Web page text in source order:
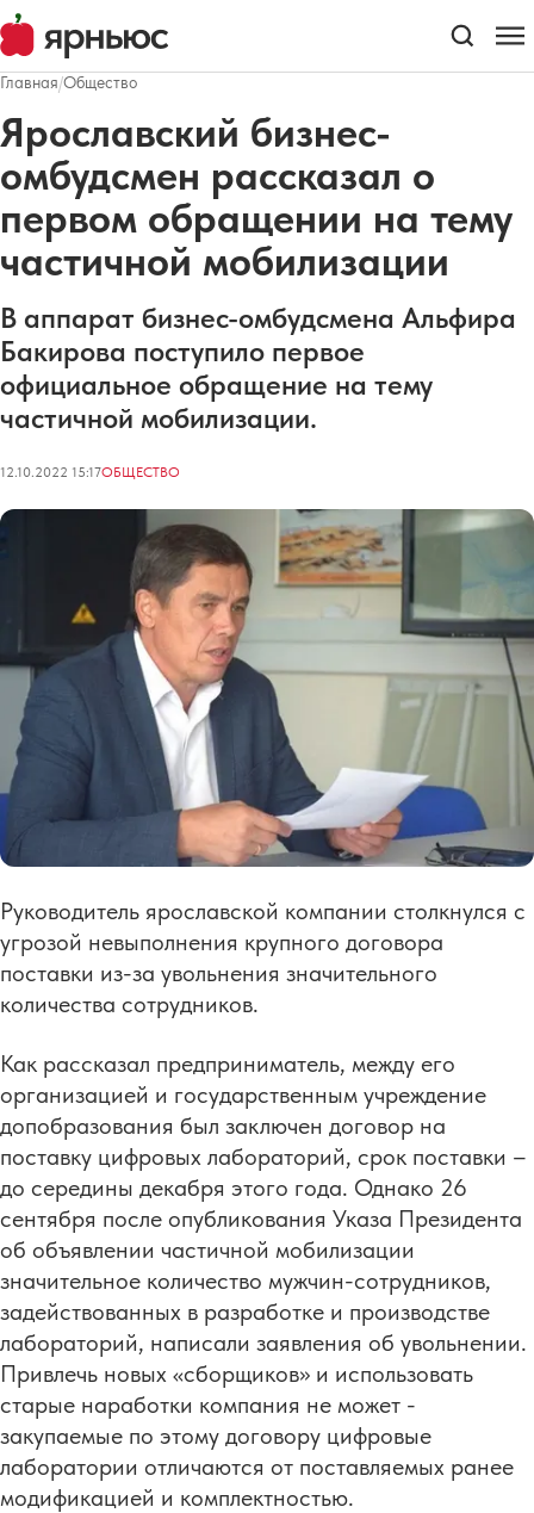
Главная/Общество
Ярославский бизнес-
омбудсмен рассказал о
первом обращении на тему
частичной мобилизации
В аппарат бизнес-омбудсмена Альфира
Бакирова поступило первое
официальное обращение на тему
частичной мобилизации.
12.10.2022 15:17ОБЩЕСТВО
Руководитель ярославской компании столкнулся с
угрозой невыполнения крупного договора
поставки из-за увольнения значительного
количества сотрудников.
Как рассказал предприниматель, между его
организацией и государственным учреждение
допобразования был заключен договор на
поставку цифровых лабораторий, срок поставки –
до середины декабря этого года. Однако 26
сентября после опубликования Указа Президента
об объявлении частичной мобилизации
значительное количество мужчин-сотрудников,
задействованных в разработке и производстве
лабораторий, написали заявления об увольнении.
Привлечь новых «сборщиков» и использовать
старые наработки компания не может -
закупаемые по этому договору цифровые
лаборатории отличаются от поставляемых ранее
модификацией и комплектностью.